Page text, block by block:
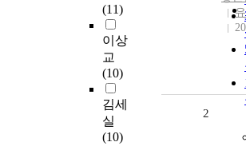
(11)
이상
교
(10)
김세
실
(10)
2